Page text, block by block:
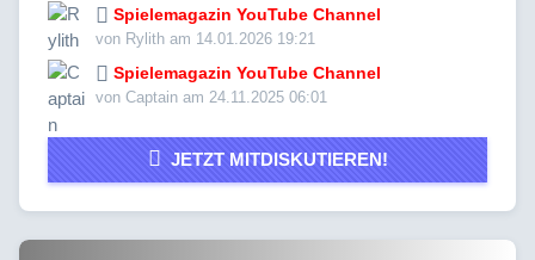
Spielemagazin YouTube Channel
von Rylith am 14.01.2026 19:21
Spielemagazin YouTube Channel
von Captain am 24.11.2025 06:01
JETZT MITDISKUTIEREN!